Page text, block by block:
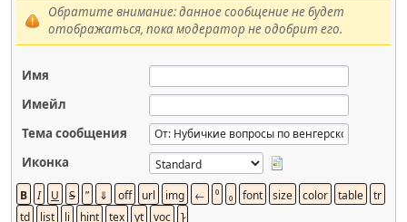
Обратите внимание: данное сообщение не будет
отображаться, пока модератор не одобрит его.
Имя
Имейл
Тема сообщения
Иконка